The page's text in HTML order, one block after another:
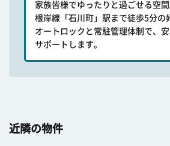
家族皆様でゆったりと過ごせる空
根岸線「石川町」駅まで徒歩5分の
オートロックと常駐管理体制で、
サポートします。
近隣の物件